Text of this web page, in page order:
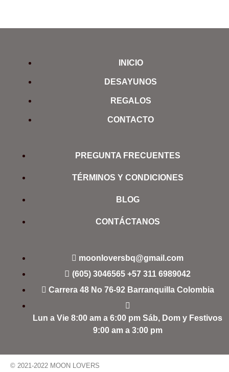
INICIO
DESAYUNOS
REGALOS
CONTACTO
PREGUNTA FRECUENTES
TÉRMINOS Y CONDICIONES
BLOG
CONTÁCTANOS
moonloversbq@gmail.com
(605) 3046565 +57 311 6989042
Carrera 48 No 76-92 Barranquilla Colombia
Lun a Vie 8:00 am a 6:00 pm Sáb, Dom y Festivos
9:00 am a 3:00 pm
© 2021-2022 MOON LOVERS